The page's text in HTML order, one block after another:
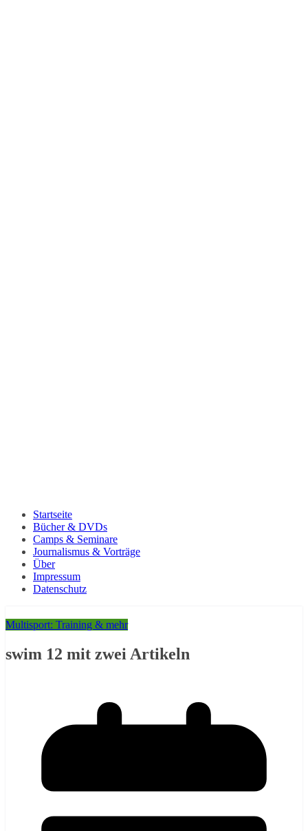
Startseite
Bücher & DVDs
Camps & Seminare
Journalismus & Vorträge
Über
Impressum
Datenschutz
Multisport: Training & mehr
swim 12 mit zwei Artikeln